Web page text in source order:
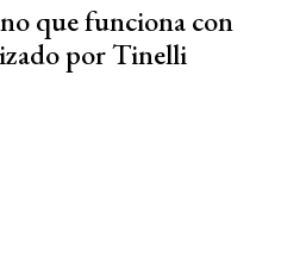
que funciona con
por Tinelli